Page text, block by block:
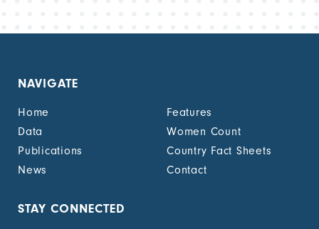
NAVIGATE
Home
Features
Data
Women Count
Publications
Country Fact Sheets
News
Contact
STAY CONNECTED